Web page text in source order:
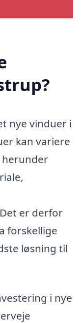
nye vinduer i
kan variere
er derfor
forskellige
løsning til
i nye